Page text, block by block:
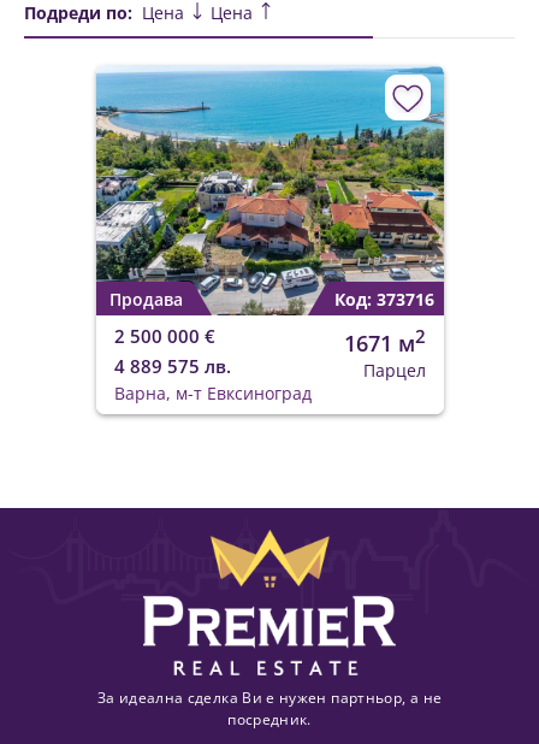
Подреди по: Цена Цена
Продава Код: 373716
2 500 000 €
4 889 575 лв.
1671 м2
Парцел
Варна, м-т Евксиноград
За идеална сделка Ви е нужен партньор, а не
посредник.